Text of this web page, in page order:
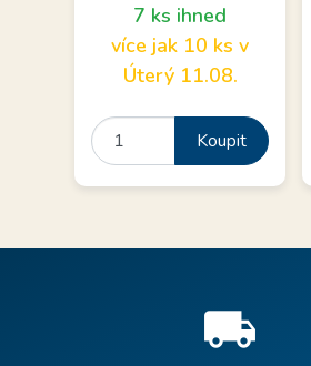
7 ks ihned
více jak 10 ks v
Úterý 11.08.
Koupit
local_shipping